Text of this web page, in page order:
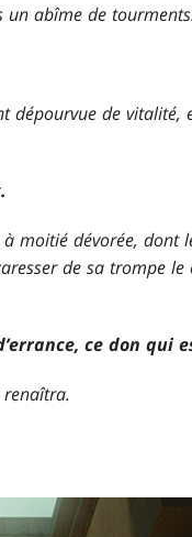
un abîme de
dépourvue de vitalité,
à moitié dévorée,
de sa trompe le
ce don qui
renaîtra.